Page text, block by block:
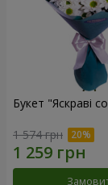
Букет "Яскраві
1 574 грн